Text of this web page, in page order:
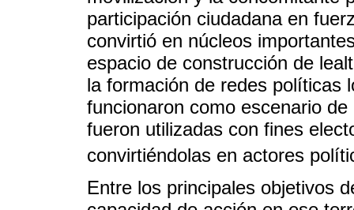
participación ciudadana en
convirtió en núcleos
espacio de construcción de
la formación de redes políticas
funcionaron como escenario
fueron utilizadas con fines
convirtiéndolas en actores
Entre los principales objetivos